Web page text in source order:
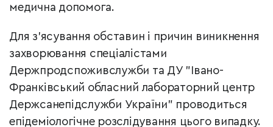
медична допомога.
Для з’ясування обставин і причин виникнення
захворювання спеціалістами
Держпродспоживслужби та ДУ "Івано-
Франківський обласний лабораторний центр
Держсанепідслужби України" проводиться
епідеміологічне розслідування цього випадку.